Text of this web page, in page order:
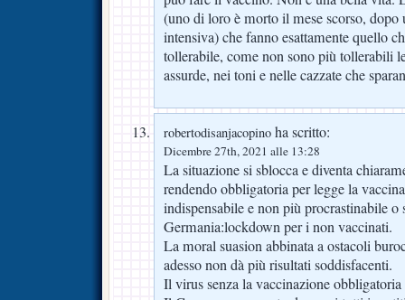
(uno di loro è morto il mese scorso, dopo
intensiva) che fanno esattamente quello
tollerabile, come non sono più tollerabili
assurde, nei toni e nelle cazzate che
robertodisanjacopino ha scritto:
Dicembre 27th, 2021 alle 13:28
La situazione si sblocca e diventa
rendendo obbligatoria per legge la
indispensabile e non più procrastinabile o
Germania:lockdown per i non vaccinati.
La moral suasion abbinata a ostacoli
adesso non dà più risultati soddisfacenti.
Il virus senza la vaccinazione